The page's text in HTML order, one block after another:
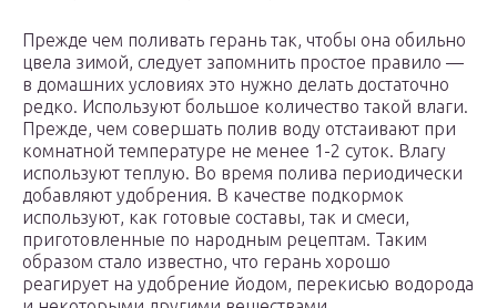
Прежде чем поливать герань так, чтобы она обильно
цвела зимой, следует запомнить простое правило —
в домашних условиях это нужно делать достаточно
редко. Используют большое количество такой влаги.
Прежде, чем совершать полив воду отстаивают при
комнатной температуре не менее 1-2 суток. Влагу
используют теплую. Во время полива периодически
добавляют удобрения. В качестве подкормок
используют, как готовые составы, так и смеси,
приготовленные по народным рецептам. Таким
образом стало известно, что герань хорошо
реагирует на удобрение йодом, перекисью водорода